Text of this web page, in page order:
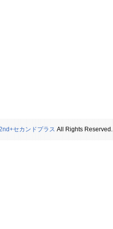
セカンドプラス All Rights Reserved.